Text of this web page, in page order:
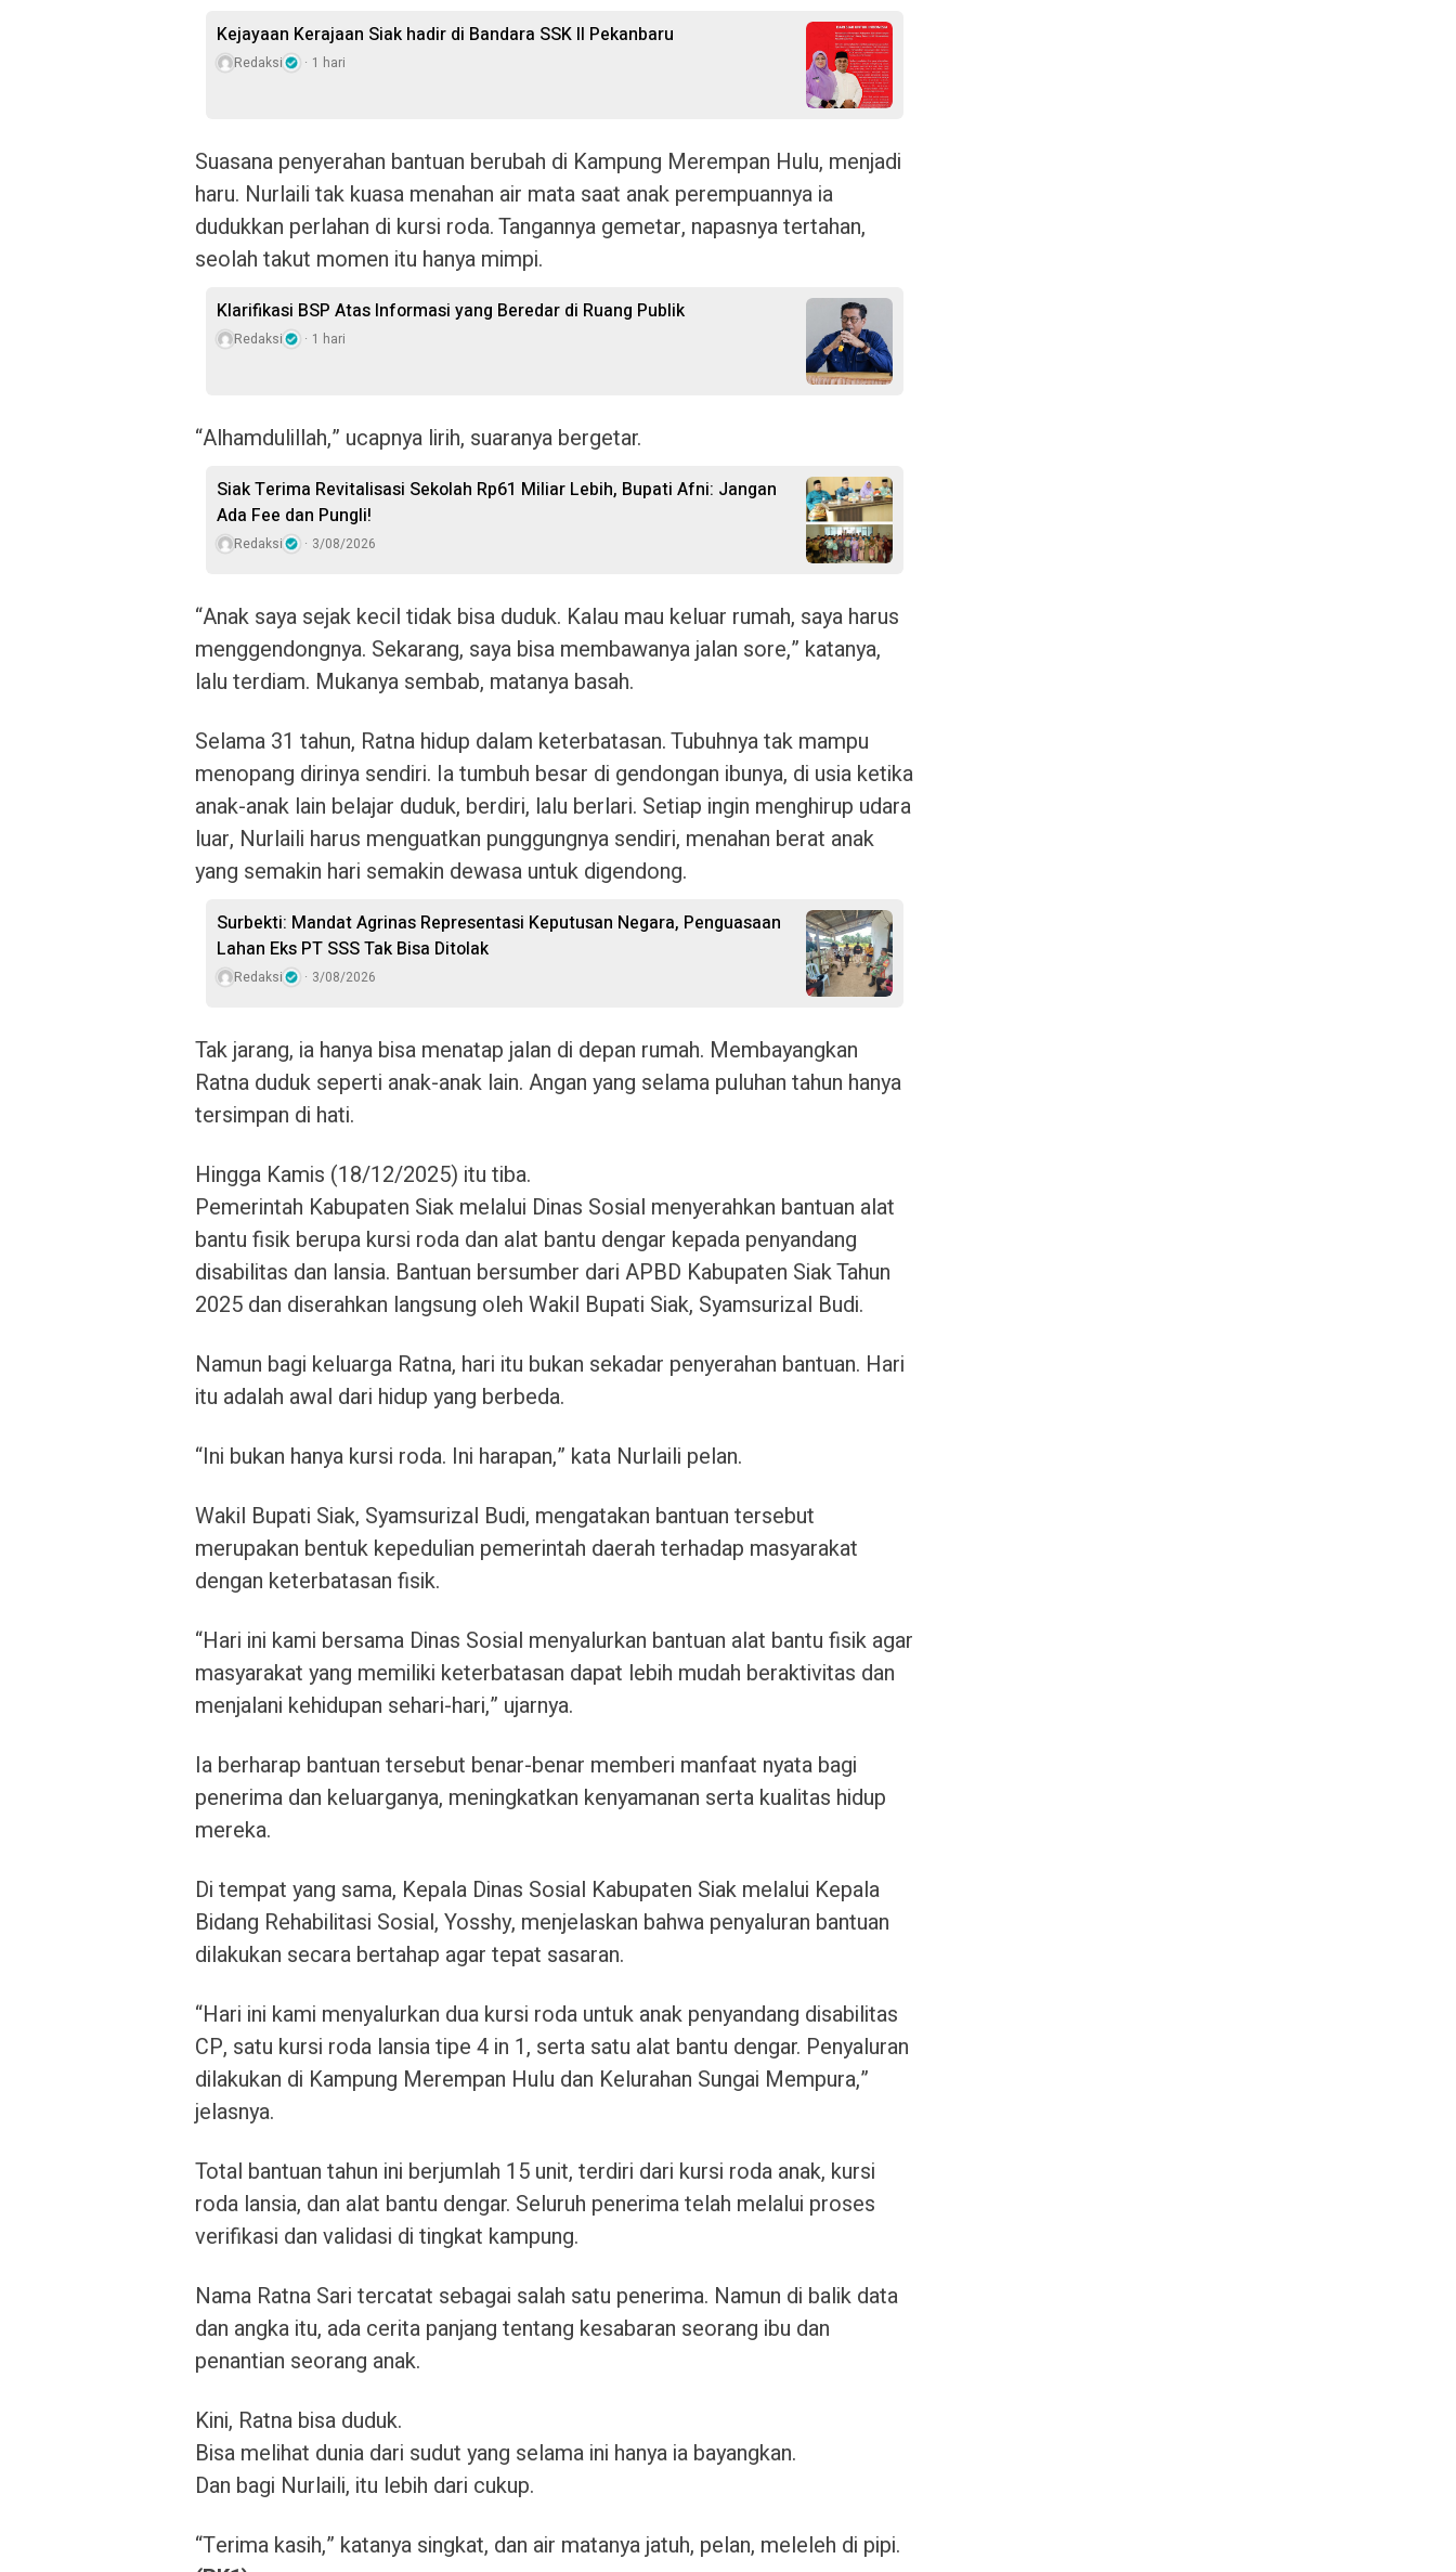
Kejayaan Kerajaan Siak hadir di Bandara SSK II Pekanbaru
Redaksi 1 hari
Suasana penyerahan bantuan berubah di Kampung Merempan Hulu, menjadi
haru. Nurlaili tak kuasa menahan air mata saat anak perempuannya ia
dudukkan perlahan di kursi roda. Tangannya gemetar, napasnya tertahan,
seolah takut momen itu hanya mimpi.
Klarifikasi BSP Atas Informasi yang Beredar di Ruang Publik
Redaksi 1 hari
“Alhamdulillah,” ucapnya lirih, suaranya bergetar.
Siak Terima Revitalisasi Sekolah Rp61 Miliar Lebih, Bupati Afni: Jangan
Ada Fee dan Pungli!
Redaksi 3/08/2026
“Anak saya sejak kecil tidak bisa duduk. Kalau mau keluar rumah, saya harus
menggendongnya. Sekarang, saya bisa membawanya jalan sore,” katanya,
lalu terdiam. Mukanya sembab, matanya basah.
Selama 31 tahun, Ratna hidup dalam keterbatasan. Tubuhnya tak mampu
menopang dirinya sendiri. Ia tumbuh besar di gendongan ibunya, di usia ketika
anak-anak lain belajar duduk, berdiri, lalu berlari. Setiap ingin menghirup udara
luar, Nurlaili harus menguatkan punggungnya sendiri, menahan berat anak
yang semakin hari semakin dewasa untuk digendong.
Surbekti: Mandat Agrinas Representasi Keputusan Negara, Penguasaan
Lahan Eks PT SSS Tak Bisa Ditolak
Redaksi 3/08/2026
Tak jarang, ia hanya bisa menatap jalan di depan rumah. Membayangkan
Ratna duduk seperti anak-anak lain. Angan yang selama puluhan tahun hanya
tersimpan di hati.
Hingga Kamis (18/12/2025) itu tiba.
Pemerintah Kabupaten Siak melalui Dinas Sosial menyerahkan bantuan alat
bantu fisik berupa kursi roda dan alat bantu dengar kepada penyandang
disabilitas dan lansia. Bantuan bersumber dari APBD Kabupaten Siak Tahun
2025 dan diserahkan langsung oleh Wakil Bupati Siak, Syamsurizal Budi.
Namun bagi keluarga Ratna, hari itu bukan sekadar penyerahan bantuan. Hari
itu adalah awal dari hidup yang berbeda.
“Ini bukan hanya kursi roda. Ini harapan,” kata Nurlaili pelan.
Wakil Bupati Siak, Syamsurizal Budi, mengatakan bantuan tersebut
merupakan bentuk kepedulian pemerintah daerah terhadap masyarakat
dengan keterbatasan fisik.
“Hari ini kami bersama Dinas Sosial menyalurkan bantuan alat bantu fisik agar
masyarakat yang memiliki keterbatasan dapat lebih mudah beraktivitas dan
menjalani kehidupan sehari-hari,” ujarnya.
Ia berharap bantuan tersebut benar-benar memberi manfaat nyata bagi
penerima dan keluarganya, meningkatkan kenyamanan serta kualitas hidup
mereka.
Di tempat yang sama, Kepala Dinas Sosial Kabupaten Siak melalui Kepala
Bidang Rehabilitasi Sosial, Yosshy, menjelaskan bahwa penyaluran bantuan
dilakukan secara bertahap agar tepat sasaran.
“Hari ini kami menyalurkan dua kursi roda untuk anak penyandang disabilitas
CP, satu kursi roda lansia tipe 4 in 1, serta satu alat bantu dengar. Penyaluran
dilakukan di Kampung Merempan Hulu dan Kelurahan Sungai Mempura,”
jelasnya.
Total bantuan tahun ini berjumlah 15 unit, terdiri dari kursi roda anak, kursi
roda lansia, dan alat bantu dengar. Seluruh penerima telah melalui proses
verifikasi dan validasi di tingkat kampung.
Nama Ratna Sari tercatat sebagai salah satu penerima. Namun di balik data
dan angka itu, ada cerita panjang tentang kesabaran seorang ibu dan
penantian seorang anak.
Kini, Ratna bisa duduk.
Bisa melihat dunia dari sudut yang selama ini hanya ia bayangkan.
Dan bagi Nurlaili, itu lebih dari cukup.
“Terima kasih,” katanya singkat, dan air matanya jatuh, pelan, meleleh di pipi.